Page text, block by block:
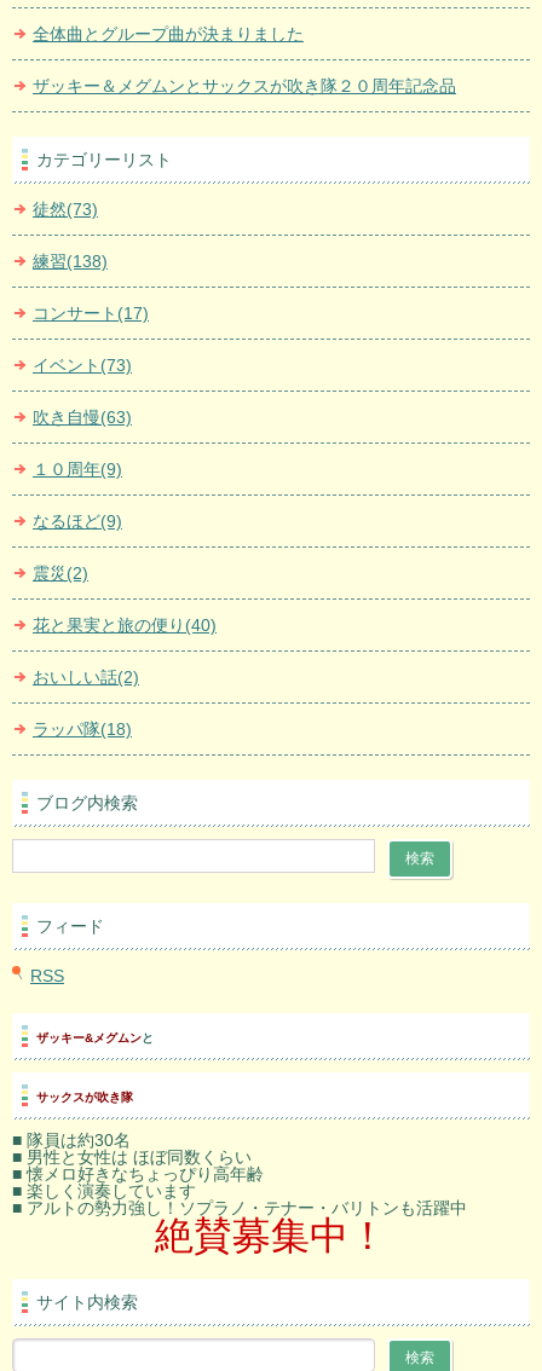
全体曲とグループ曲が決まりました
ザッキー＆メグムンとサックスが吹き隊２０周年記念品
カテゴリーリスト
徒然(73)
練習(138)
コンサート(17)
イベント(73)
吹き自慢(63)
１０周年(9)
なるほど(9)
震災(2)
花と果実と旅の便り(40)
おいしい話(2)
ラッパ隊(18)
ブログ内検索
フィード
RSS
ザッキー&メグムンと
サックスが吹き隊
■ 隊員は約30名
■ 男性と女性は ほぼ同数くらい
■ 懐メロ好きなちょっぴり高年齢
■ 楽しく演奏しています
■ アルトの勢力強し！ソプラノ・テナー・バリトンも活躍中
絶賛募集中！
サイト内検索